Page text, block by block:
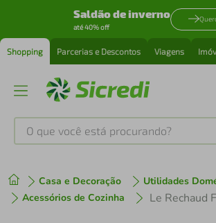
Saldão de inverno
até 40% off
Shopping Parcerias e Descontos Viagens
O que você está procurando?
Casa e Decoração
Utilidades
Acessórios de Cozinha
1º tenis